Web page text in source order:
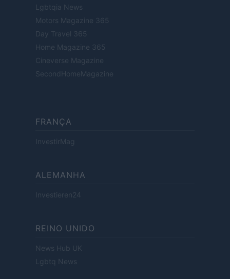
Lgbtqia News
Motors Magazine 365
Day Travel 365
Home Magazine 365
Cineverse Magazine
SecondHomeMagazine
FRANÇA
InvestirMag
ALEMANHA
Investieren24
REINO UNIDO
News Hub UK
Lgbtq News